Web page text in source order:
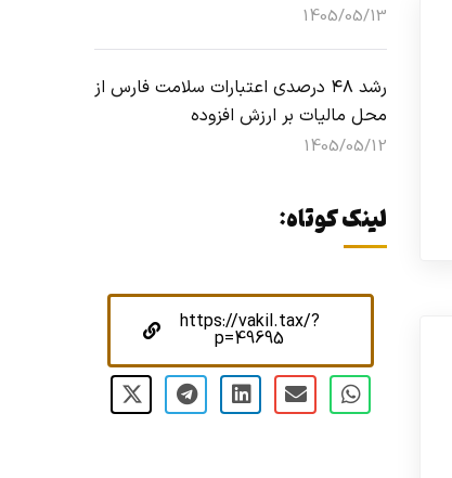
1405/05/13
رشد ۴۸ درصدی اعتبارات سلامت فارس از
محل مالیات بر ارزش افزوده
1405/05/12
لینک کوتاه:
https://vakil.tax/?
p=49695